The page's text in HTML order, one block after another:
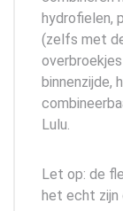
hydrofielen,
(zelfs met
binnenzijde,
Lulu.
Let op: de
het echt zijn